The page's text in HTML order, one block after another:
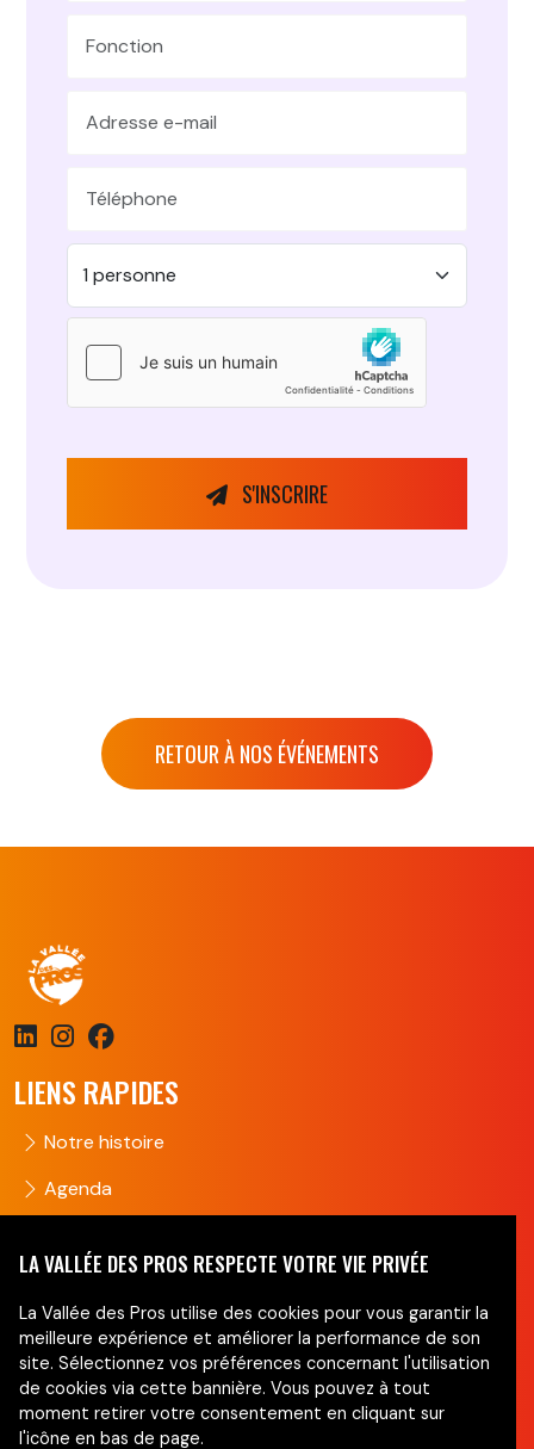
S'INSCRIRE
RETOUR À NOS ÉVÉNEMENTS
LIENS RAPIDES
Notre histoire
Agenda
NEWSLETTER
Ne manquez pas nos actus !
LA VALLÉE DES PROS RESPECTE VOTRE VIE PRIVÉE
La Vallée des Pros utilise des cookies pour vous garantir la
meilleure expérience et améliorer la performance de son
site. Sélectionnez vos préférences concernant l'utilisation
de cookies via cette bannière. Vous pouvez à tout
moment retirer votre consentement en cliquant sur
l'icône en bas de page.